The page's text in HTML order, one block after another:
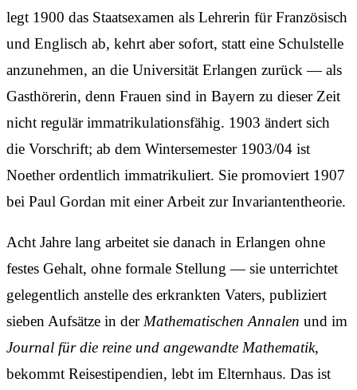
legt 1900 das Staatsexamen als Lehrerin für Französisch
und Englisch ab, kehrt aber sofort, statt eine Schul­stelle
anzunehmen, an die Universität Erlangen zurück — als
Gasthörerin, denn Frauen sind in Bayern zu dieser Zeit
nicht regulär immatrikulationsfähig. 1903 ändert sich
die Vorschrift; ab dem Wintersemester 1903/04 ist
Noether ordentlich immatrikuliert. Sie promoviert 1907
bei Paul Gordan mit einer Arbeit zur Invariantentheorie.
Acht Jahre lang arbeitet sie danach in Erlangen ohne
festes Gehalt, ohne formale Stellung — sie unterrichtet
gelegentlich anstelle des erkrankten Vaters, publiziert
sieben Aufsätze in der Mathematischen Annalen und im
Journal für die reine und angewandte Mathematik,
bekommt Reisestipendien, lebt im Elternhaus. Das ist